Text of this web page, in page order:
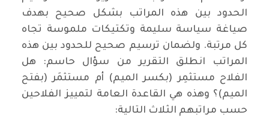
الحدود بين هذه المراتب بشكل صحيح بهدف
صياغة سياسة سليمة وتكتيكات ملموسة تجاه
كل مرتبة. ولضمان ترسيم صحيح للحدود بين هذه
المراتب انطلق التقرير من سؤال حاسم: هل
الفلاح مستثمِر (بكسر الميم) أم مستثمَر (بفتح
الميم)؟ وهذه هي القاعدة العامة لتمييز الفلاحين
حسب مراتبهم الثلاث التالية: